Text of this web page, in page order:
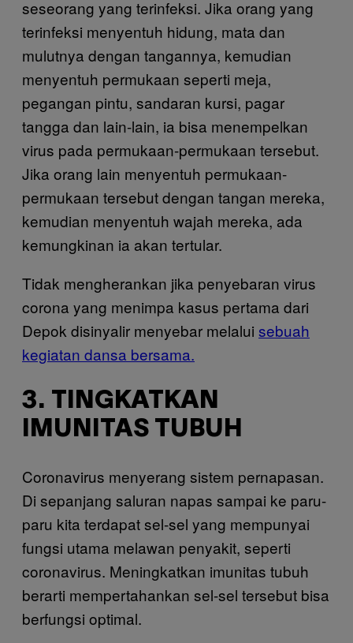
seseorang yang terinfeksi. Jika orang yang
terinfeksi menyentuh hidung, mata dan
mulutnya dengan tangannya, kemudian
menyentuh permukaan seperti meja,
pegangan pintu, sandaran kursi, pagar
tangga dan lain-lain, ia bisa menempelkan
virus pada permukaan-permukaan tersebut.
Jika orang lain menyentuh permukaan-
permukaan tersebut dengan tangan mereka,
kemudian menyentuh wajah mereka, ada
kemungkinan ia akan tertular.
Tidak mengherankan jika penyebaran virus
corona yang menimpa kasus pertama dari
Depok disinyalir menyebar melalui sebuah
kegiatan dansa bersama.
3. TINGKATKAN
IMUNITAS TUBUH
Coronavirus menyerang sistem pernapasan.
Di sepanjang saluran napas sampai ke paru-
paru kita terdapat sel-sel yang mempunyai
fungsi utama melawan penyakit, seperti
coronavirus. Meningkatkan imunitas tubuh
berarti mempertahankan sel-sel tersebut bisa
berfungsi optimal.